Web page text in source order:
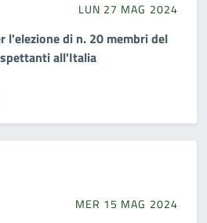
LUN 27 MAG 2024
l'elezione di n. 20 membri del
all'Italia
MER 15 MAG 2024